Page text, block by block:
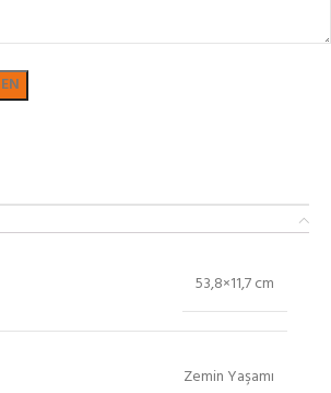
53,8×11,7 cm
Zemin Yaşamı